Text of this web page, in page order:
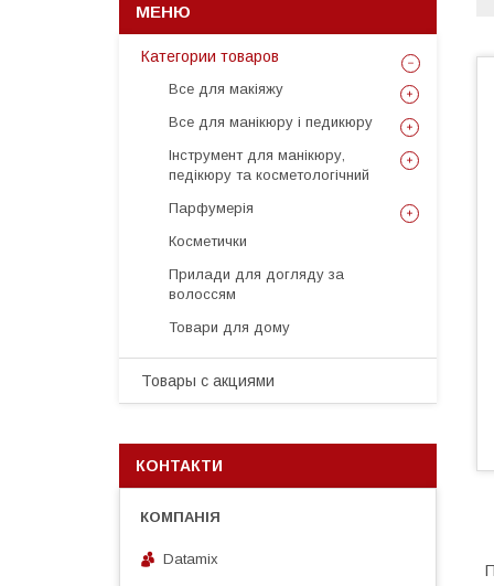
Категории товаров
Все для макіяжу
Все для манікюру і педикюру
Інструмент для манікюру,
педікюру та косметологічний
Парфумерія
Косметички
Прилади для догляду за
волоссям
Товари для дому
Товары с акциями
КОНТАКТИ
Datamix